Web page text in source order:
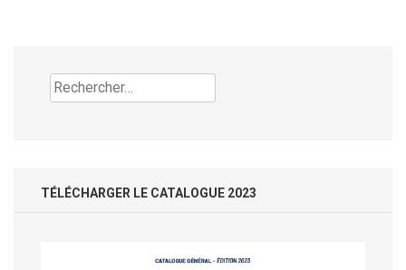
Rechercher :
TÉLÉCHARGER LE CATALOGUE 2023